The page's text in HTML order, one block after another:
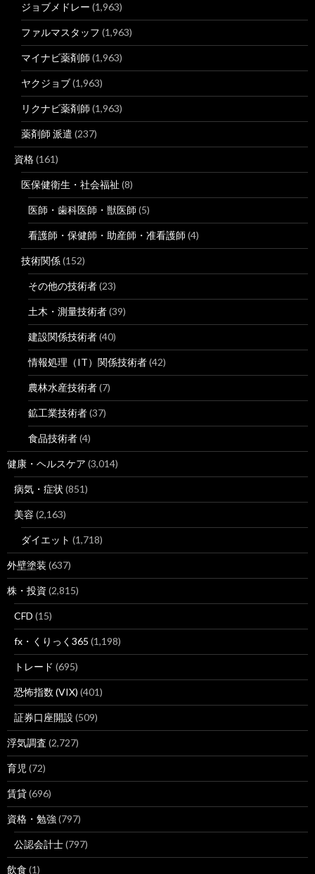
ジョブメドレー (1,963)
ファルマスタッフ (1,963)
マイナビ薬剤師 (1,963)
ヤクジョブ(1,963)
リクナビ薬剤師 (1,963)
薬剤師 派遣 (237)
資格(161)
医保健衛生・社会福祉 (8)
医師・歯科医師・獣医師 (5)
看護師・保健師・助産師・准看護師 (4)
技術関係(152)
その他の技術者(23)
土木・測量技術者(39)
建設関係技術者(40)
情報処理（IT）関係技術者(42)
農林水産技術者(7)
鉱工業技術者(37)
食品技術者(4)
健康・ヘルスケア (3,014)
病気・症状 (851)
美容 (2,163)
ダイエット (1,718)
外壁塗装 (637)
株・投資 (2,815)
CFD (15)
fx・くりっく365 (1,198)
トレード (695)
恐怖指数 (VIX) (401)
証券口座開設 (509)
浮気調査 (2,727)
育児 (72)
賃貸(696)
資格・勉強 (797)
公認会計士(797)
飲食 (1)